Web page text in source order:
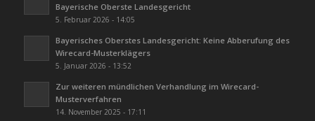
Bayerische Oberste Landesgericht
5. Februar 2026 - 14:05
Bayerisches Oberstes Landesgericht: Keine Abberufung des
Wirecard-Musterklägers
5. Januar 2026 - 13:52
Zur weiteren mündlichen Verhandlung im Wirecard-
Musterverfahren
14. November 2025 - 17:11